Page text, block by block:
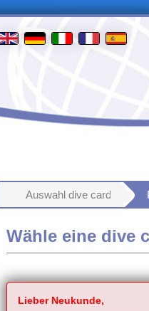
Auswahl dive card
Wähle eine dive
Lieber Neukunde,